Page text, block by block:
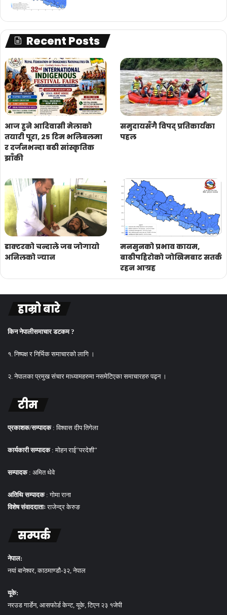
Recent Posts
आज हुने आदिवासी मेलाको
तयारी पूरा, २५ टिम भलिबलमा
र दर्जनभन्दा बढी सांस्कृतिक
झाँकी
समुदायसँगै विपद् प्रतिकार्यका
पहल
डाक्टरको चन्दाले जब जोगायो
अनिलको ज्यान
मनसुनको प्रभाव कायम,
बाढीपहिरोको जोखिमबाट सतर्क
रहन आग्रह
हाम्रो बारे
किन नेपालीसमाचार डटकम ?
१. निष्पक्ष र निर्भिक समाचारको लागि ।
२. नेपालका प्रमुख संचार माध्यामहरुमा नसमेटिएका समाचारहरु पढ्न ।
टीम
प्रकाशक/सम्पादक : विश्वास दीप तिगेला
कार्यकारी सम्पादक: मोहन राई”परदेशी”
सम्पादक: अमित थेवे
अतिथि सम्पादक: गोमा राना
विशेष संवाददाताःराजेन्द्र केरुङ
सम्पर्क
नेपाल:
नयां बानेश्वर, काठमाण्डौ-३२, नेपाल
यूके:
नरउड गार्डेन, आसफोर्ड केन्ट, यूके, टिएन २३ १जेपी